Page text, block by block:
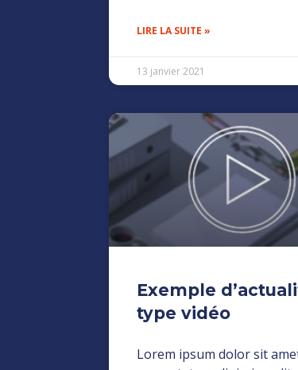
LIRE LA SUITE »
13 janvier 2021
Exemple
type vidéo
Lorem ipsum dolor sit